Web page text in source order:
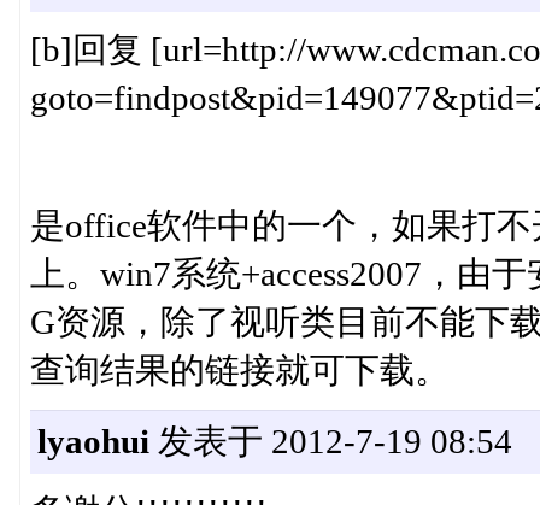
[b]回复 [url=http://
是office软件中的一个，如果打
上。win7系统+access2007，由
G资源，除了视听类目前不能下
查询结果的链接就可下载。
lyaohui 发表于 2012-7-19 08:54